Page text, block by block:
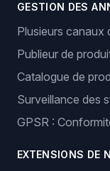
GESTION DES
Plusieurs canaux
Publieur de
Catalogue de
Surveillance des
GPSR :
EXTENSIONS DE